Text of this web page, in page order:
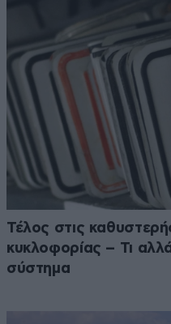
Τέλος στις
κυκλοφορίας – Τι
σύστημα